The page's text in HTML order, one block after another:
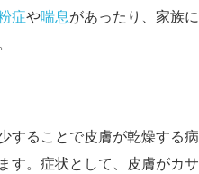
症や喘息があったり、家族
することで皮膚が乾燥する
す。症状として、皮膚がカ